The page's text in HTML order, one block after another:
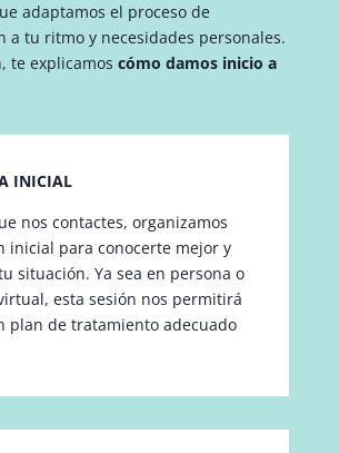
adaptamos el proceso de
a tu ritmo y necesidades personales.
te explicamos cómo damos inicio a
INICIAL
nos contactes, organizamos
inicial para conocerte mejor y
situación. Ya sea en persona o
esta sesión nos permitirá
plan de tratamiento adecuado